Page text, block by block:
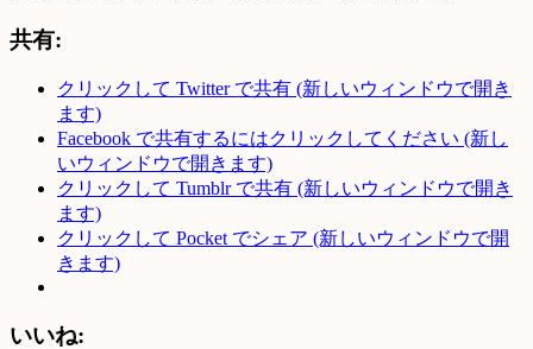
共有:
クリックして Twitter で共有 (新しいウィンドウで開き
ます)
Facebook で共有するにはクリックしてください (新し
いウィンドウで開きます)
クリックして Tumblr で共有 (新しいウィンドウで開き
ます)
クリックして Pocket でシェア (新しいウィンドウで開
きます)
いいね: